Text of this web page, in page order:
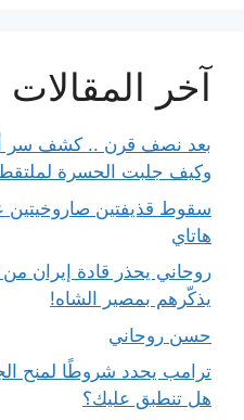
آخر المقالات
بعد نصف قرن .. كشف سر
وكيف جلبت الحسرة
سقوط قذيفتين صاروخيتين
هاتاي
روحاني يحذر قادة إيران
يذكّرهم بمصير الشاه!
حسن روحاني
ترامب يحدد شروطًا لمنح
هل تنطبق عليك؟